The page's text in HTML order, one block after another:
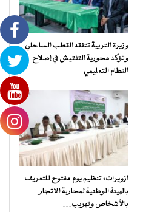
وزيرة التربية تتفقد القطب الساحلي
وتؤكد محورية التفتيش في إصلاح
النظام التعليمي
ازويرات: تنظيم يوم مفتوح للتعريف
بالهيئة الوطنية لمحاربة الاتجار
بالأشخاص وتهريب…